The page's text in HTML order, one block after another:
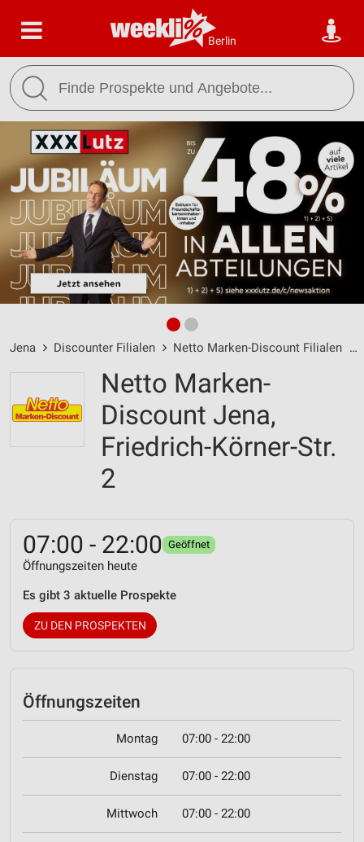
Berlin
Jena Discounter Filialen Netto Marken-Discount Filialen
Netto Marken-
Discount Jena,
Friedrich-Körner-Str.
2
07:00 - 22:00 Geöffnet
Öffnungszeiten heute
Es gibt 3 aktuelle Prospekte
ZU DEN PROSPEKTEN
Öffnungszeiten
Montag 07:00 - 22:00
Dienstag 07:00 - 22:00
Mittwoch 07:00 - 22:00